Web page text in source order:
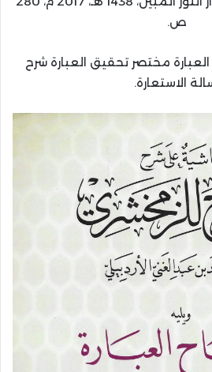
ص.
مختصر تحقيق العبارة شرح
الاستعارة.